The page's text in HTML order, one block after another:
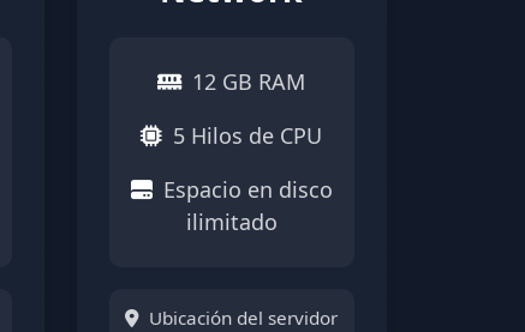
12 GB RAM
5 Hilos de CPU
Espacio en disco
ilimitado
Ubicación del servidor